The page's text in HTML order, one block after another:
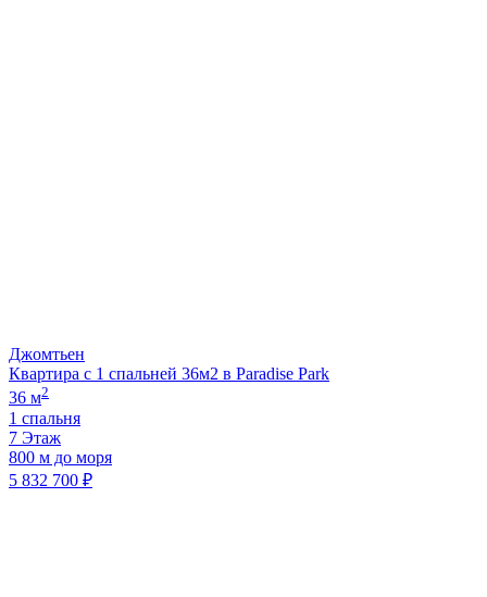
Джомтьен
Квартира с 1 спальней 36м2 в Paradise Park
36 м2
1 спальня
7 Этаж
800 м до моря
5 832 700 ₽